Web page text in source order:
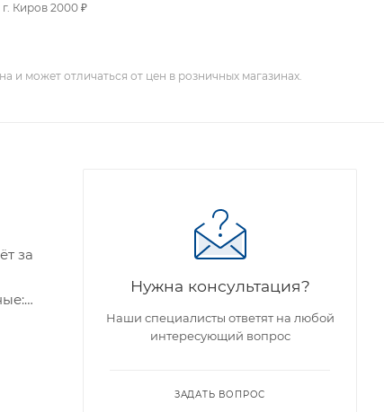
Киров 2000 ₽
и может отличаться от цен в розничных магазинах.
за
Нужна консультация?
Наши специалисты ответят на любой
интересующий вопрос
ЗАДАТЬ ВОПРОС